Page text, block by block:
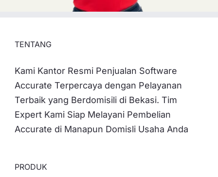
TENTANG
Kami Kantor Resmi Penjualan Software
Accurate Terpercaya dengan Pelayanan
Terbaik yang Berdomisili di Bekasi. Tim
Expert Kami Siap Melayani Pembelian
Accurate di Manapun Domisli Usaha Anda
PRODUK